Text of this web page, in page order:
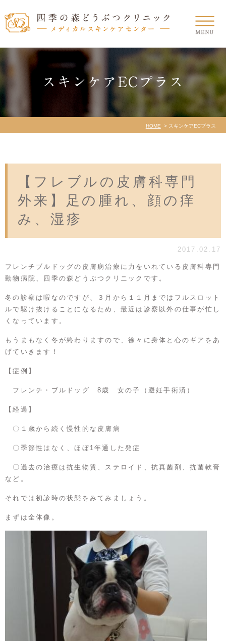
スキンケアECプラス
HOME スキンケアECプラス
【フレブルの皮膚科専門
外来】足の腫れ、顔の痒
み、湿疹
2017.02.17
フレンチブルドッグの皮膚病治療に力をいれている皮膚科専門
動物病院、四季の森どうぶつクリニックです。
冬の診察は暇なのですが、３月から１１月まではフルスロット
ルで駆け抜けることになるため、最近は診察以外の仕事が忙し
くなっています。
もうまもなく冬が終わりますので、徐々に身体と心のギアをあ
げていきます！
【症例】
フレンチ・ブルドッグ 8歳 女の子（避妊手術済）
【経過】
〇１歳から続く慢性的な皮膚病
〇季節性はなく、ほぼ1年通した発症
〇過去の治療は抗生物質、ステロイド、抗真菌剤、抗菌軟膏
など。
それでは初診時の状態をみてみましょう。
まずは全体像。